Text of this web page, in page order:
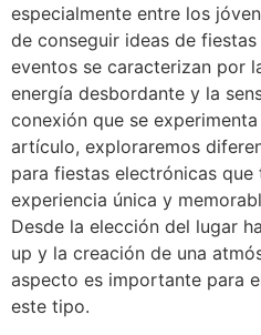
especialmente entre los
de conseguir ideas de
eventos se caracterizan por
energía desbordante y la
conexión que se
artículo, exploraremos
para fiestas electrónicas
experiencia única y
Desde la elección del lugar
up y la creación de una
aspecto es importante para
este tipo.